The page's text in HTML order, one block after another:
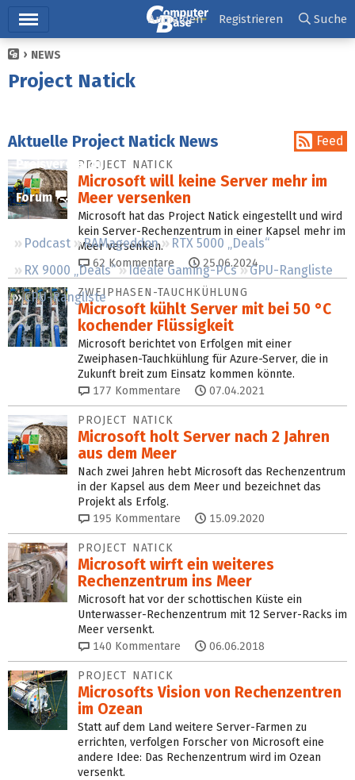
Ticker
Downloads
Preisvergleich
Forum
Podcast RAMageddon
RTX 5000 „Deals“
RX 9000 „Deals“
Ideale Gaming-PCs
GPU-Rangliste
CPU-Rangliste
Anmelden Registrieren Suche
NEWS
Project Natick
Aktuelle Project Natick News Feed
PROJECT NATICK
Microsoft will keine Server mehr im
Meer versenken
Microsoft hat das Project Natick eingestellt und wird
kein Server-Rechenzentrum in einer Kapsel mehr im
Meer versenken.
62 Kommentare 25.06.2024
ZWEIPHASEN-TAUCHKÜHLUNG
Microsoft kühlt Server mit bei 50 °C
kochender Flüssigkeit
Microsoft berichtet von Erfolgen mit einer
Zweiphasen-Tauchkühlung für Azure-Server, die in
Zukunft breit zum Einsatz kommen könnte.
177 Kommentare 07.04.2021
PROJECT NATICK
Microsoft holt Server nach 2 Jahren
aus dem Meer
Nach zwei Jahren hebt Microsoft das Rechenzentrum
in der Kapsel aus dem Meer und bezeichnet das
Projekt als Erfolg.
195 Kommentare 15.09.2020
PROJECT NATICK
Microsoft wirft ein weiteres
Rechenzentrum ins Meer
Microsoft hat vor der schottischen Küste ein
Unterwasser-Rechenzentrum mit 12 Server-Racks im
Meer versenkt.
140 Kommentare 06.06.2018
PROJECT NATICK
Microsofts Vision von Rechenzentren
im Ozean
Statt auf dem Land weitere Server-Farmen zu
errichten, verfolgen Forscher von Microsoft eine
andere Idee: Das Rechenzentrum wird im Ozean
versenkt.